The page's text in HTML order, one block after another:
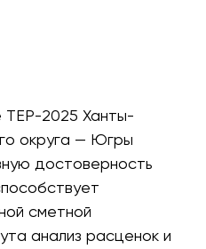
ТЕР-2025 Ханты-
округа — Югры
достоверность
сметной
анализ расценок и